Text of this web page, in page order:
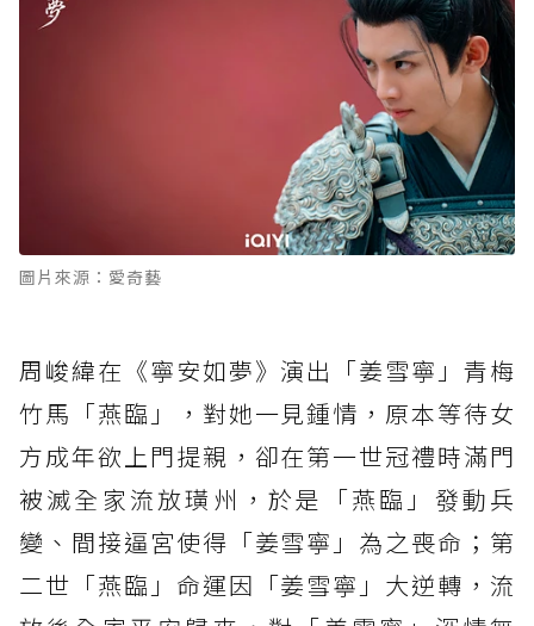
圖片來源：愛奇藝
周峻緯在《寧安如夢》演出「姜雪寧」青梅
竹馬「燕臨」，對她一見鍾情，原本等待女
方成年欲上門提親，卻在第一世冠禮時滿門
被滅全家流放璜州，於是「燕臨」發動兵
變、間接逼宮使得「姜雪寧」為之喪命；第
二世「燕臨」命運因「姜雪寧」大逆轉，流